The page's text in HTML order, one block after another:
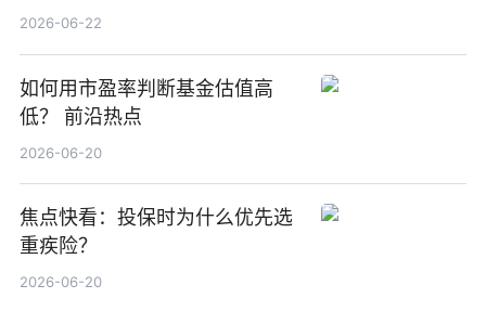
中国增厚利润加速成长 信息
2026-06-22
如何用市盈率判断基金估值高
低？ 前沿热点
2026-06-20
焦点快看：投保时为什么优先选
重疾险？
2026-06-20